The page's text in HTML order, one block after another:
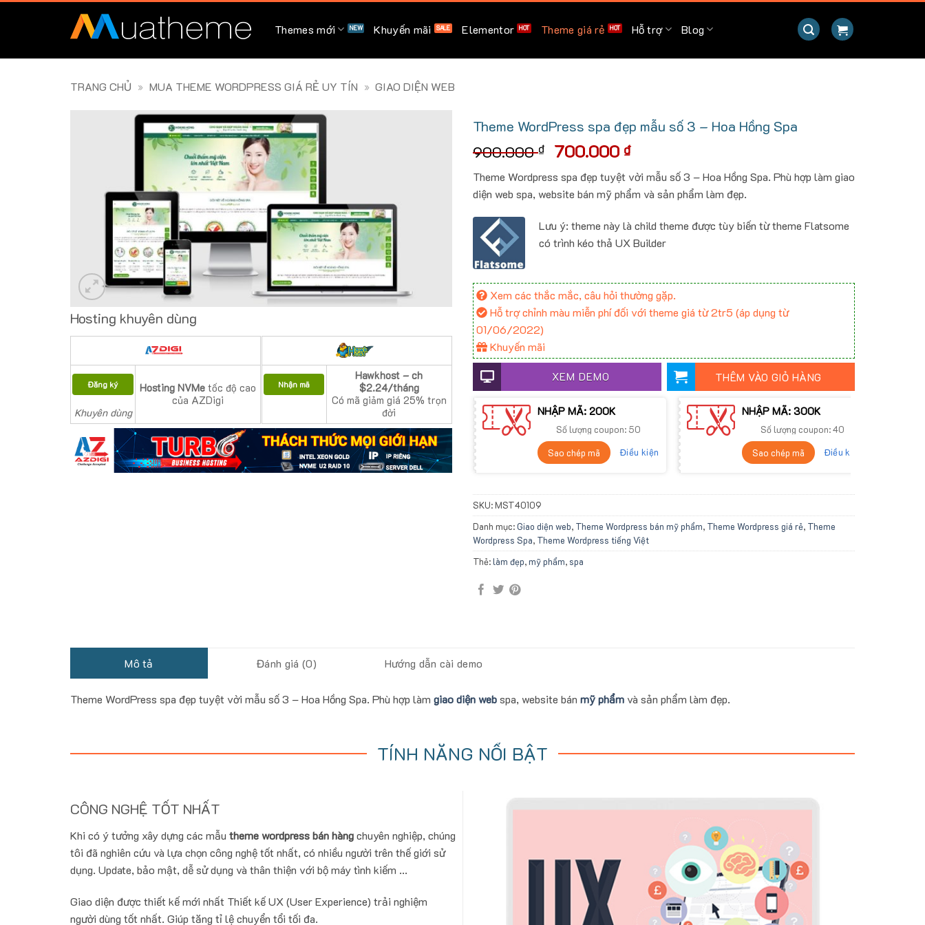
Themes mới Khuyến mãi Elementor Theme giá rẻ Hỗ trợ Blog
TRANG CHỦ » MUA THEME WORDPRESS GIÁ RẺ UY TÍN » GIAO DIỆN WEB
Hosting khuyên dùng
Đăng ký
Khuyên dùng
Hosting NVMe tốc độ cao
của AZDigi
Nhận mã
Hawkhost – ch
$2.24/tháng
Có mã giảm giá 25% trọn
đời
Theme WordPress spa đẹp mẫu số 3 – Hoa Hồng Spa
900.000₫ Giá
là:
900.000 ₫.
700.000 ₫Giá
hiện
tại
là:
700.000 ₫.
Theme Wordpress spa đẹp tuyệt vời mẫu số 3 – Hoa Hồng Spa. Phù hợp làm giao
diện web spa, website bán mỹ phẩm và sản phẩm làm đẹp.
Lưu ý: theme này là child theme được tùy biến từ theme Flatsome
có trình kéo thả UX Builder
Xem các thắc mắc, câu hỏi thường gặp.
Hỗ trợ chỉnh màu miễn phí đối với theme giá từ 2tr5 (áp dụng từ
01/06/2022)
Khuyến mãi
XEM DEMO THÊM VÀO GIỎ HÀNG
NHẬP MÃ: 200K
Số lượng coupon: 50
Sao chép mã
Điều kiện
NHẬP MÃ: 300K
Số lượng coupon: 40
Sao chép mã
Điều kiện
SKU: MST40109
Danh mục:Giao diện web, Theme Wordpress bán mỹ phẩm, Theme Wordpress giá rẻ, Theme
Wordpress Spa, Theme Wordpress tiếng Việt
Thẻ:làm đẹp,mỹ phẩm, spa
Mô tả Đánh giá (0) Hướng dẫn cài demo
Theme WordPress spa đẹp tuyệt vời mẫu số 3 – Hoa Hồng Spa. Phù hợp làm giao diện webspa, website bán mỹ phẩm và sản phẩm làm đẹp.
TÍNH NĂNG NỔI BẬT
CÔNG NGHỆ TỐT NHẤT
Khi có ý tưởng xây dựng các mẫu theme wordpress bán hàngchuyên nghiệp, chúng
tôi đã nghiên cứu và lựa chọn công nghệ tốt nhất, có nhiều người trên thế giới sử
dụng. Update, bảo mật, dễ sử dụng và thân thiện với bộ máy tình kiếm ...
Giao diện được thiết kế mới nhất Thiết kế UX (User Experience) trải nghiệm
người dùng tốt nhất. Giúp tăng tỉ lệ chuyển tổi tối đa.